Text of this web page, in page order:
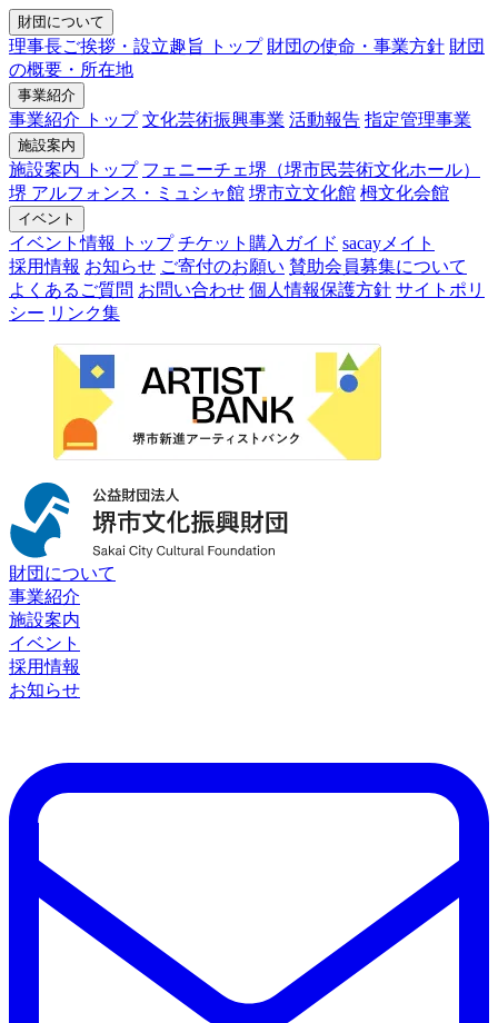
財団について
理事長ご挨拶・設立趣旨 トップ 財団の使命・事業方針 財団
の概要・所在地
事業紹介
事業紹介 トップ 文化芸術振興事業 活動報告 指定管理事業
施設案内
施設案内 トップ フェニーチェ堺（堺市民芸術文化ホール）
堺 アルフォンス・ミュシャ館 堺市立文化館 栂文化会館
イベント
イベント情報 トップ チケット購入ガイド sacayメイト
採用情報 お知らせ ご寄付のお願い 賛助会員募集について
よくあるご質問 お問い合わせ 個人情報保護方針 サイトポリ
シー リンク集
財団について
事業紹介
施設案内
イベント
採用情報
お知らせ